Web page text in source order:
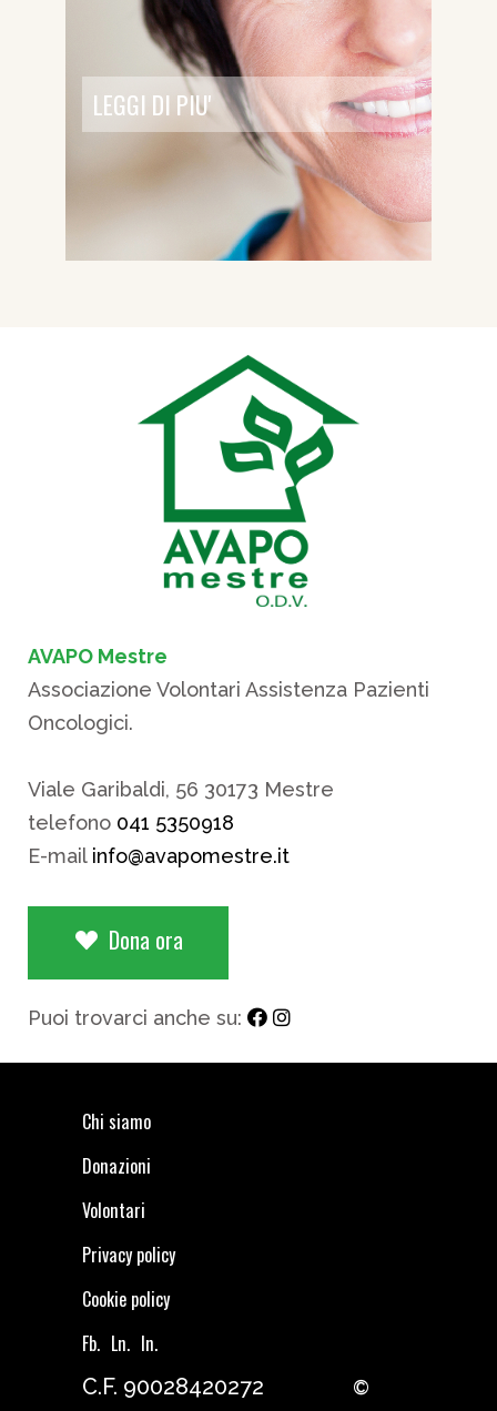
LEGGI DI PIU'
AVAPO Mestre
Associazione Volontari Assistenza Pazienti
Oncologici.
Viale Garibaldi, 56 30173 Mestre
telefono 041 5350918
E-mail info@avapomestre.it
Dona ora
Puoi trovarci anche su:
Chi siamo
Donazioni
Volontari
Privacy policy
Cookie policy
Fb. Ln. In.
C.F. 90028420272
©